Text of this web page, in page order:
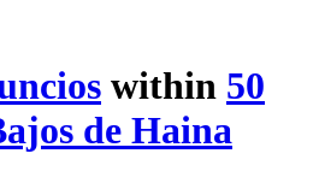
within 50
de Haina